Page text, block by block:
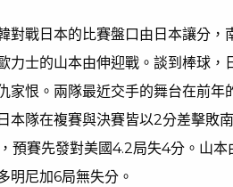
對戰日本的比賽盤口由日本讓分
力士的山本由伸迎戰。談到棒球
家恨。兩隊最近交手的舞台在前年
本隊在複賽與決賽皆以2分差擊敗
預賽先發對美國4.2局失4分。山
明尼加6局無失分。